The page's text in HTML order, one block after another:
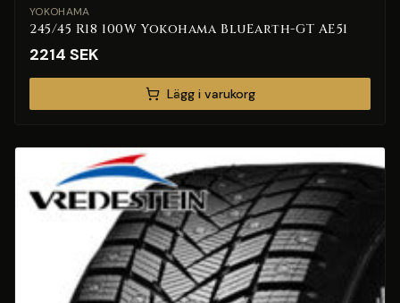
YOKOHAMA
245/45 R18 100W Yokohama BluEarth-GT AE51
2214 SEK
Lägg i varukorg